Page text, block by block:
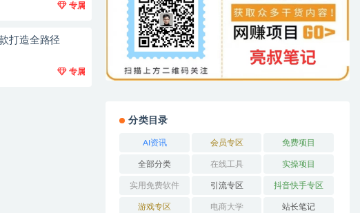
专属
打造全路径
专属
分类目录
AI资讯 会员专区 免费项目
全部分类 在线工具 实操项目
实用免费软件 引流专区 抖音快手专区
游戏专区 电商大学 站长笔记